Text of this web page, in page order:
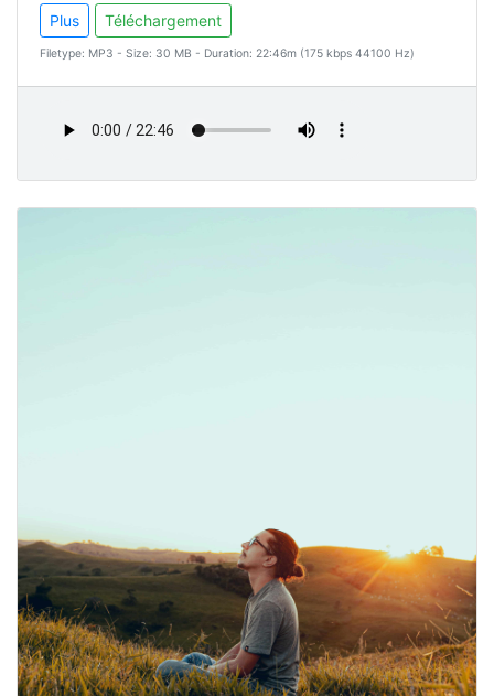
Plus Téléchargement
Filetype: MP3 - Size: 30 MB - Duration: 22:46m (175 kbps 44100 Hz)